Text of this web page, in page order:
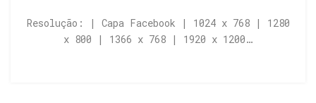
Resolução: | Capa Facebook | 1024 x 768 | 1280
x 800 | 1366 x 768 | 1920 x 1200…